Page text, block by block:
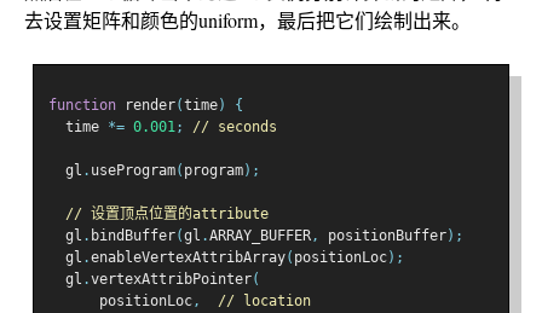
去设置矩阵和颜色的uniform，最后把它们绘制出来。
function render(time)
{
  time
*= 0.001; // seconds
  gl
. useProgram( program);
// 设置顶点位置的attribute
  gl
. bindBuffer(gl .ARRAY_BUFFER, positionBuffer);
  gl
.enableVertexAttribArray( positionLoc);
  gl
.vertexAttribPointer(
      positionLoc
,
// location